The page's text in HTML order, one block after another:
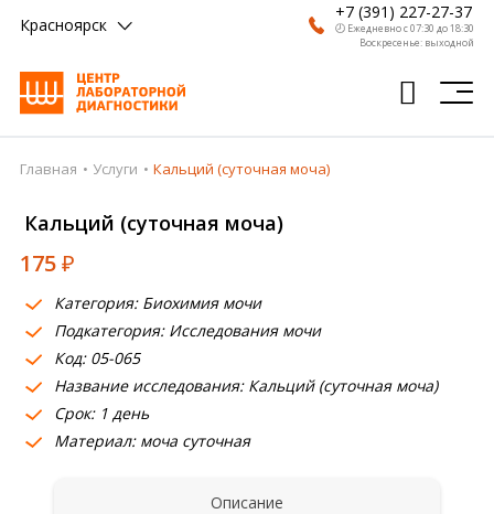
Красноярск
+7 (391) 227-27-37
🕗 Ежедневно с 07:30 до 18:30
Воскресенье: выходной
Главная
Анализы
Врачи
Получить результат
Пациентам
О компании
Где сдать
Главная Услуги Кальций (суточная моча)
Кальций (суточная моча)
175₽
Категория: Биохимия мочи
Подкатегория: Исследования мочи
Код: 05-065
Название исследования: Кальций (суточная моча)
Срок: 1 день
Материал: моча суточная
Описание